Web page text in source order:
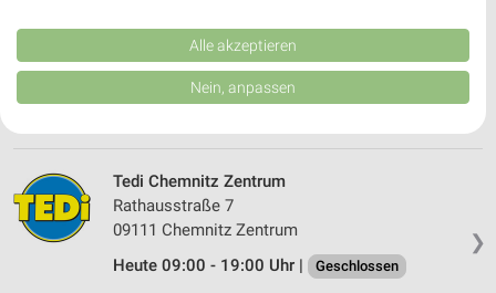
❯
TEDi Chemnitz
Düsseldorfer Platz 1
09111 Chemnitz
❯
Tedi Chemnitz Zentrum
Rathausstraße 7
09111 Chemnitz Zentrum
Heute 09:00 - 19:00 Uhr |
Geschlossen
Kombinationen von Daten aus verschiedenen Quellen. Entwicklung und
Verbesserung der Angebote. Verwendung reduzierter Daten zur Auswahl
von Inhalten.
Daten können außerhalb der Europäischen Union weitergegeben und in die
Website/App.
Wir nutzen Ihre Daten für folgende Zwecke:
IAB-Verarbeitungszwecke:
Speichern von oder Zugriff auf Informationen
auf einem Endgerät
Alle akzeptieren
Nein, anpassen